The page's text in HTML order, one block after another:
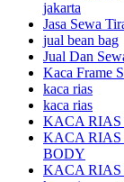
jakarta
Jasa Sewa
jual bean bag
Jual Dan
Kaca Frame
kaca rias
kaca rias
KACA RIAS
KACA
BODY
KACA